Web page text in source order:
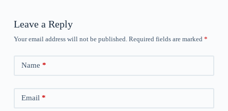
Leave a Reply
Your email address will not be published. Required fields are marked *
Name *
Email*